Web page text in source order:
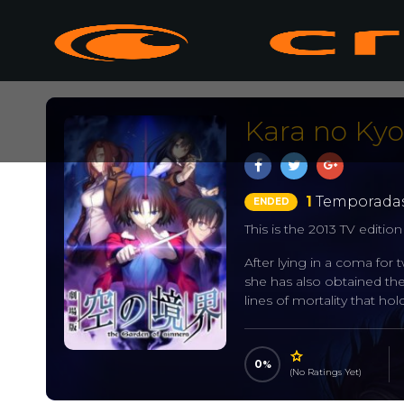
Kara no
ENDED 1
This is the 2013 TV
After lying in a coma for
she has also obtained
lines of mortality that
0
(No Ratings Yet)